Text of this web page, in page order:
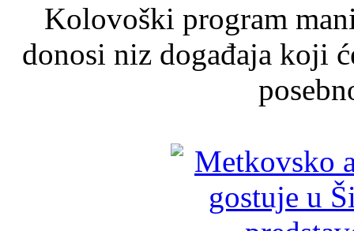
Kolovoški program
donosi niz događaja koji